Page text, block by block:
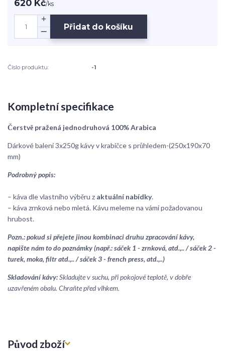
620 Kč/ks
Přidat do košíku
Číslo produktu: -1
Kompletní specifikace
Čerstvě pražená jednodruhová 100% Arabica
Dárkové balení 3x250g kávy v krabičce s průhledem-(250x190x70
mm)
Podrobný popis:
– káva dle vlastního výběru z aktuální nabídky.
– káva zrnková nebo mletá. Kávu meleme na vámi požadovanou
hrubost.
Pozn.: pokud si přejete jinou kombinaci druhu zpracování kávy,
napište nám to do poznámky (např.: sáček 1 - zrnková, atd.,.. / sáček 2 -
turek, moka, filtr atd.,.. / sáček 3 - french press, atd.,..)
Skladování kávy:Skladujte v suchu, při pokojové teplotě, v dobře
uzavřeném obalu. Chraňte před vlhkem.
Původ zboží